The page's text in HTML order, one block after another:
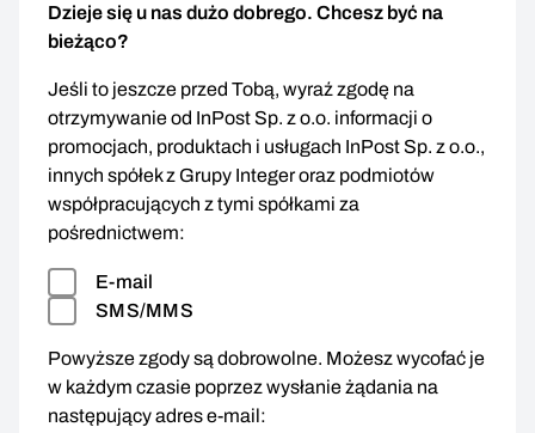
Dzieje się u nas dużo dobrego. Chcesz być na
bieżąco?
Jeśli to jeszcze przed Tobą, wyraź zgodę na
otrzymywanie od InPost Sp. z o.o. informacji o
promocjach, produktach i usługach InPost Sp. z o.o.,
innych spółek z Grupy Integer oraz podmiotów
współpracujących z tymi spółkami za
pośrednictwem:
E-mail
SMS/MMS
Powyższe zgody są dobrowolne. Możesz wycofać je
w każdym czasie poprzez wysłanie żądania na
następujący adres e-mail: